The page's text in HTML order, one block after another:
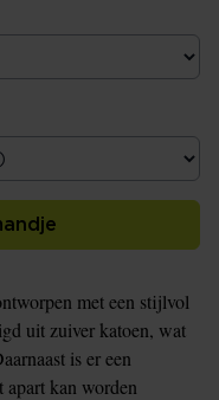
met een stijlvol
uit zuiver katoen, wat
is er een
apart kan worden